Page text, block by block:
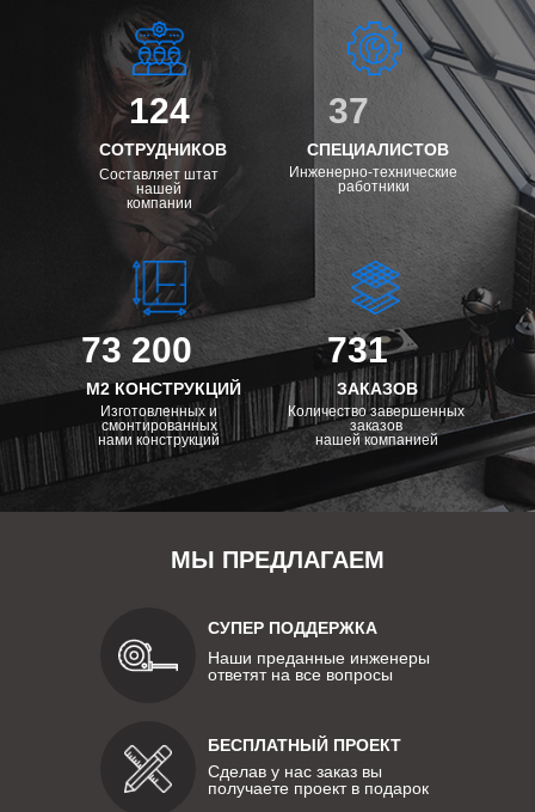
124
СОТРУДНИКОВ
Составляет штат
нашей
компании
73 200
М2 КОНСТРУКЦИЙ
Изготовленных и
смонтированных
нами конструкций
731
ЗАКАЗОВ
Количество завершенных
заказов
нашей компанией
37
СПЕЦИАЛИСТОВ
Инженерно-технические
работники
МЫ ПРЕДЛАГАЕМ
СУПЕР ПОДДЕРЖКА
Наши преданные инженеры
ответят на все вопросы
БЕСПЛАТНЫЙ ПРОЕКТ
Сделав у нас заказ вы
получаете проект в подарок